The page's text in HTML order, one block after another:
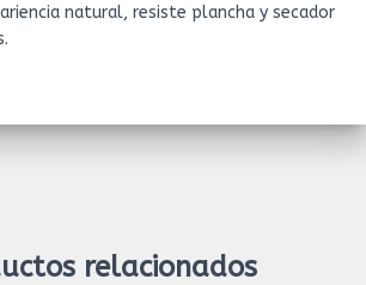
natural, resiste plancha y secador
relacionados